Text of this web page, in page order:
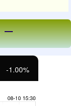
-1.00%